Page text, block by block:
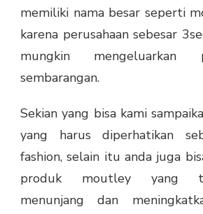
memiliki nama besar seperti
karena perusahaan sebesar
mungkin mengeluarkan
sembarangan.
Sekian yang bisa kami
yang harus diperhatikan
fashion, selain itu anda juga
produk moutleyyang
menunjang dan